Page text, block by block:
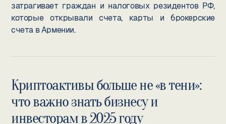
затрагивает граждан и налоговых резидентов РФ,
которые открывали счета, карты и брокерские
счета в Армении.
Криптоактивы больше не «в тени»:
что важно знать бизнесу и
инвесторам в 2025 году